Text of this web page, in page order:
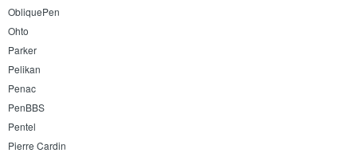
ObliquePen
Ohto
Parker
Pelikan
Penac
PenBBS
Pentel
Pierre Cardin